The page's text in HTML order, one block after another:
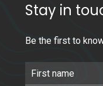
Stay in
Be the first to
First Name